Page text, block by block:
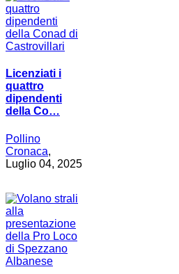
Licenziati i
quattro
dipendenti
della Co…
Pollino
Cronaca,
Luglio 04, 2025